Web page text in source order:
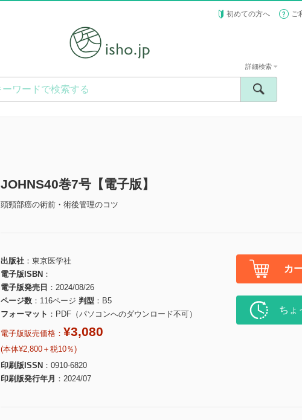
初めての方へ ご
詳細検索
JOHNS40巻7号【電子版】
頭頸部癌の術前・術後管理のコツ
出版社
東京医学社
電子版ISBN
電子版発売日
2024/08/26
ページ数
116ページ 判型
B5
フォーマット
PDF（パソコンへのダウンロード不可）
電子版販売価格： ¥3,080
(本体¥2,800＋税10％)
印刷版ISSN
0910-6820
印刷版発行年月
2024/07
カ
ちょ